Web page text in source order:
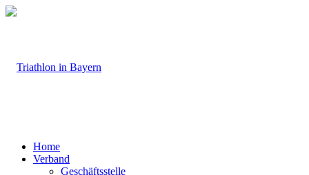
Home
Verband
Geschäftsstelle